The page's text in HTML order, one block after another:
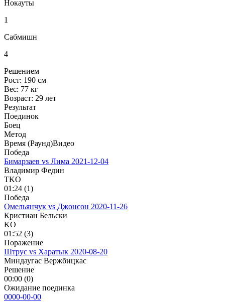
Нокауты
1
Сабмишн
4
Решением
Рост: 190 см
Вес: 77 кг
Возраст: 29 лет
Результат
Поединок
Боец
Метод
Время (Раунд)Видео
Победа
Бимарзаев vs Лима 2021-12-04
Владимир Федин
TKO
01:24 (1)
Победа
Омельянчук vs Джонсон 2020-11-26
Кристиан Бельски
KO
01:52 (3)
Поражение
Штрус vs Харатык 2020-08-20
Миндаугас Вержбицкас
Решение
00:00 (0)
Ожидание поединка
0000-00-00